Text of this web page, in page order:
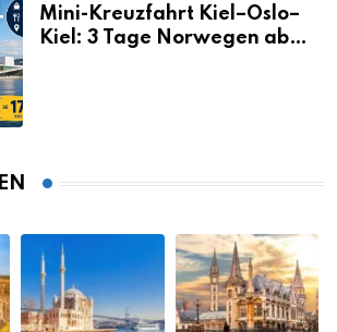
Mini-Kreuzfahrt Kiel–Oslo–
Kiel: 3 Tage Norwegen ab